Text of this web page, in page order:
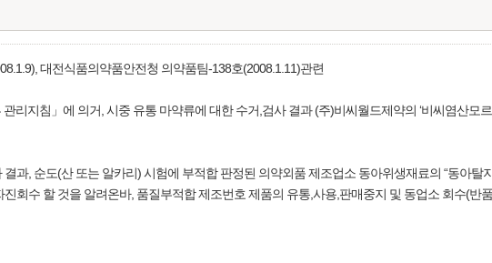
대전식품의약품안전청 의약품팀-138호(2008.1.11)관련
리지침」에 의거, 시중 유통 마약류에 대한 수거,검사 결과 (주)비씨월드제약의 ‘비씨염산모
과, 순도(산 또는 알카리) 시험에 부적합 판정된 의약외품 제조업소 동아위생재료의 “동아탈
회수 할 것을 알려온바, 품질부적합 제조번호 제품의 유통,사용,판매중지 및 동업소 회수(반